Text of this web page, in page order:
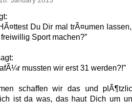
Du Dir mal trÃ¤umen
Sport machen?”
mussten wir erst 31 werden?!”
schaffen wir das und
ist da was, das haut Dich um